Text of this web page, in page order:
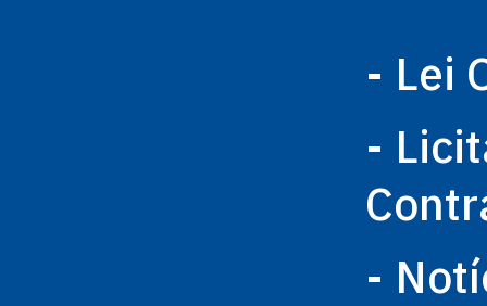
- Lei
-
-